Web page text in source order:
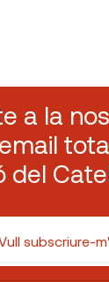
a la
del
subscriure-